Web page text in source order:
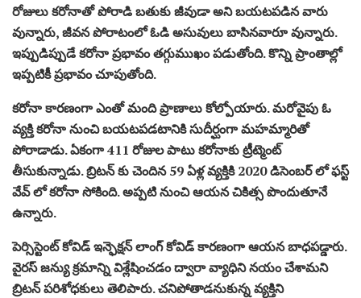
రోజులు కరోనాతో పోరాడి బతుకు జీవుడా అని బయటపడిన వారు
వున్నారు, జీవన పోరాటంలో ఓడి అసువులు బాసినవారూ వున్నారు.
ఇప్పుడిప్పుడే కరోనా ప్రభావం తగ్గుముఖం పడుతోంది. కొన్ని ప్రాంతాల్లో
ఇప్పటికీ ప్రభావం చూపుతోంది.
కరోనా కారణంగా ఎంతో మంది ప్రాణాలు కోల్పోయారు. మరోవైపు ఓ
వ్యక్తి కరోనా నుంచి బయటపడటానికి సుదీర్ఘంగా మహమ్మారితో
పోరాడాడు. ఏకంగా 411 రోజుల పాటు కరోనాకు ట్రీట్మెంట్
తీసుకున్నాడు. బ్రిటన్ కు చెందిన 59 ఏళ్ల వ్యక్తికి 2020 డిసెంబర్ లో ఫస్ట్
వేవ్ లో కరోనా సోకింది. అప్పటి నుంచి ఆయన చికిత్స పొందుతూనే
ఉన్నారు.
పెర్సిస్టెంట్ కోవిడ్ ఇన్ఫెక్షన్ లాంగ్ కోవిడ్ కారణంగా ఆయన బాధపడ్డారు.
వైరస్ జన్యు క్రమాన్ని విశ్లేషించడం ద్వారా వ్యాధిని నయం చేశామని
బ్రిటన్ పరిశోధకులు తెలిపారు. చనిపోతాడనుకున్న వ్యక్తిని